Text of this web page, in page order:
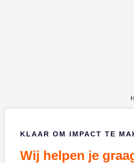
KLAAR OM IMPACT TE
Wij helpen je